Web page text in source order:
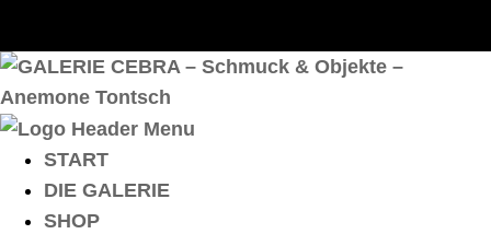
START
DIE GALERIE
SHOP